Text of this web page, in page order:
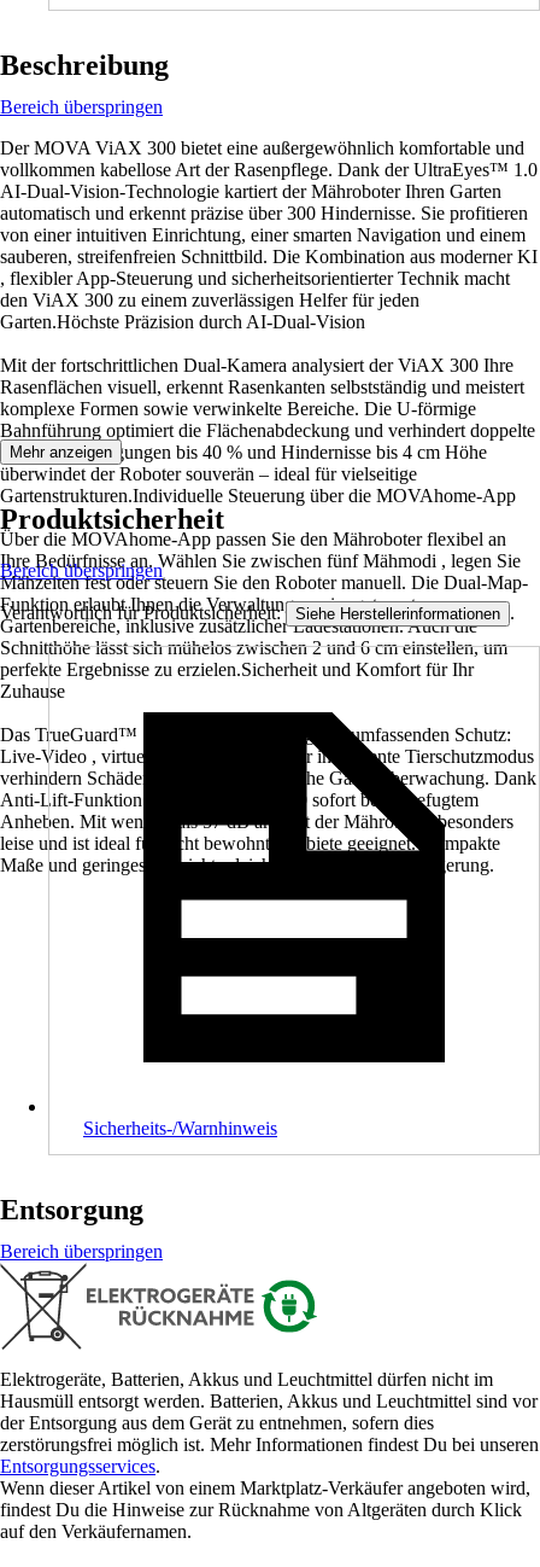
Beschreibung
Bereich überspringen
Der MOVA ViAX 300 bietet eine außergewöhnlich komfortable und
vollkommen kabellose Art der Rasenpflege. Dank der UltraEyes™ 1.0
AI-Dual-Vision-Technologie kartiert der Mähroboter Ihren Garten
automatisch und erkennt präzise über 300 Hindernisse. Sie profitieren
von einer intuitiven Einrichtung, einer smarten Navigation und einem
sauberen, streifenfreien Schnittbild. Die Kombination aus moderner KI
, flexibler App-Steuerung und sicherheitsorientierter Technik macht
den ViAX 300 zu einem zuverlässigen Helfer für jeden
Garten.Höchste Präzision durch AI-Dual-Vision
Mit der fortschrittlichen Dual-Kamera analysiert der ViAX 300 Ihre
Rasenflächen visuell, erkennt Rasenkanten selbstständig und meistert
komplexe Formen sowie verwinkelte Bereiche. Die U-förmige
Bahnführung optimiert die Flächenabdeckung und verhindert doppelte
Fahrwege. Steigungen bis 40 % und Hindernisse bis 4 cm Höhe
überwindet der Roboter souverän – ideal für vielseitige
Gartenstrukturen.Individuelle Steuerung über die MOVAhome-App
Über die MOVAhome-App passen Sie den Mähroboter flexibel an
Ihre Bedürfnisse an. Wählen Sie zwischen fünf Mähmodi , legen Sie
Mähzeiten fest oder steuern Sie den Roboter manuell. Die Dual-Map-
Funktion erlaubt Ihnen die Verwaltung zweier getrennter
Gartenbereiche, inklusive zusätzlicher Ladestationen. Auch die
Schnitthöhe lässt sich mühelos zwischen 2 und 6 cm einstellen, um
perfekte Ergebnisse zu erzielen.Sicherheit und Komfort für Ihr
Zuhause
Das TrueGuard™ Sicherheitssystem sorgt für umfassenden Schutz:
Live-Video , virtuelle Patrouillen und der intelligente Tierschutzmodus
verhindern Schäden und bieten zusätzliche Gartenüberwachung. Dank
Anti-Lift-Funktion stoppt der ViAX 300 sofort bei unbefugtem
Anheben. Mit weniger als 57 dB arbeitet der Mähroboter besonders
leise und ist ideal für dicht bewohnte Gebiete geeignet. Kompakte
Maße und geringes Gewicht erleichtern Transport und Lagerung.
Mehr anzeigen
Produktsicherheit
Bereich überspringen
Verantwortlich für Produktsicherheit: Siehe Herstellerinformationen .
Sicherheits-/Warnhinweis
Entsorgung
Bereich überspringen
Elektrogeräte, Batterien, Akkus und Leuchtmittel dürfen nicht im
Hausmüll entsorgt werden. Batterien, Akkus und Leuchtmittel sind vor
der Entsorgung aus dem Gerät zu entnehmen, sofern dies
zerstörungsfrei möglich ist. Mehr Informationen findest Du bei unseren
Entsorgungsservices.
Wenn dieser Artikel von einem Marktplatz-Verkäufer angeboten wird,
findest Du die Hinweise zur Rücknahme von Altgeräten durch Klick
auf den Verkäufernamen.